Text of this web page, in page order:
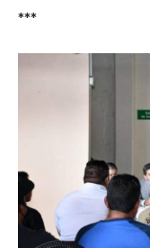
***